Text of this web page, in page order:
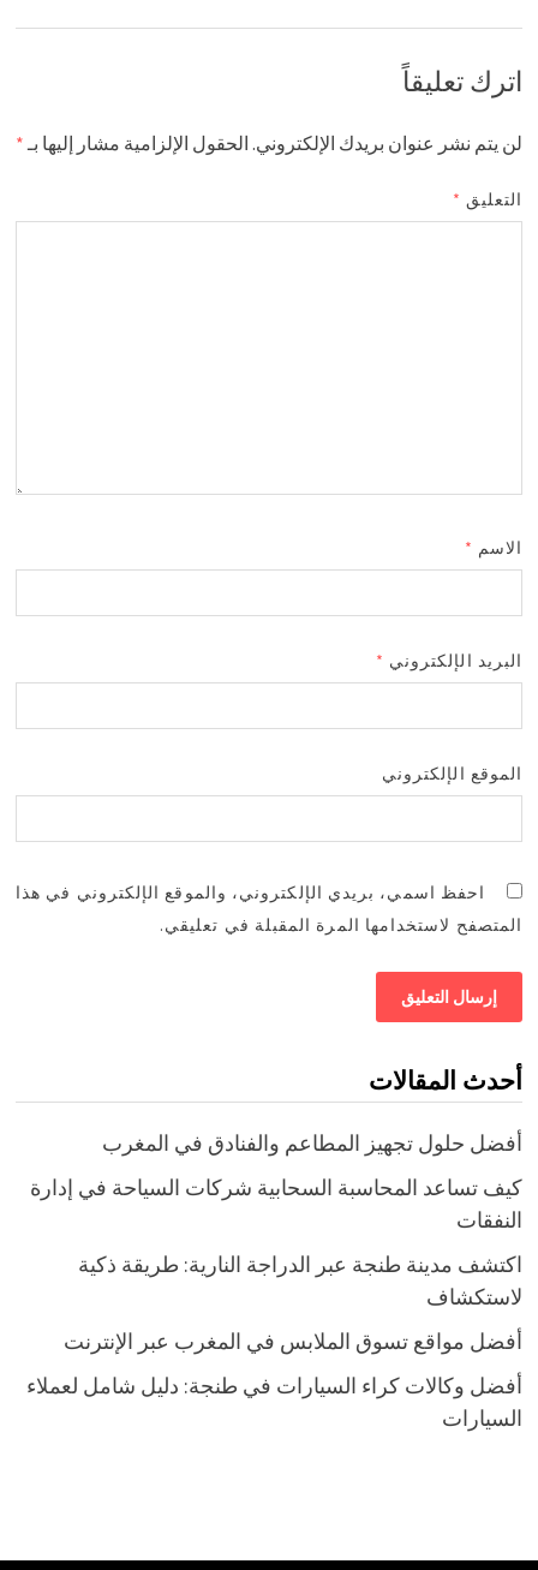
اترك تعليقاً
لن يتم نشر عنوان بريدك الإلكتروني. الحقول الإلزامية مشار إليها بـ*
التعليق *
الاسم *
البريد الإلكتروني *
الموقع الإلكتروني
احفظ اسمي، بريدي الإلكتروني، والموقع الإلكتروني في هذا
المتصفح لاستخدامها المرة المقبلة في تعليقي.
أحدث المقالات
أفضل حلول تجهيز المطاعم والفنادق في المغرب
كيف تساعد المحاسبة السحابية شركات السياحة في إدارة
النفقات
اكتشف مدينة طنجة عبر الدراجة النارية: طريقة ذكية
لاستكشاف
أفضل مواقع تسوق الملابس في المغرب عبر الإنترنت
أفضل وكالات كراء السيارات في طنجة: دليل شامل لعملاء
السيارات